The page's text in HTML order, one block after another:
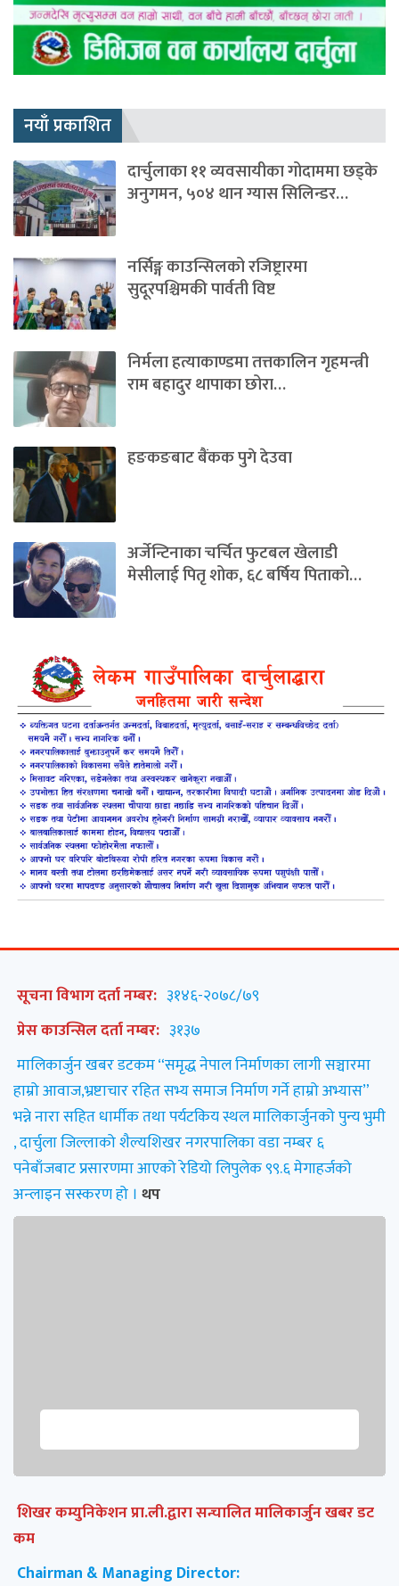
नयाँ प्रकाशित
दार्चुलाका ११ व्यवसायीका गोदाममा छड्के
अनुगमन, ५०४ थान ग्यास सिलिन्डर…
नर्सिङ्ग काउन्सिलको रजिष्ट्रारमा
सुदूरपश्चिमकी पार्वती विष्ट
निर्मला हत्याकाण्डमा तत्तकालिन गृहमन्त्री
राम बहादुर थापाका छोरा…
हङकङबाट बैंकक पुगे देउवा
अर्जेन्टिनाका चर्चित फुटबल खेलाडी
मेसीलाई पितृ शोक, ६८ बर्षिय पिताको…
सूचना विभाग दर्ता नम्बर: ३१४६-२०७८/७९
प्रेस काउन्सिल दर्ता नम्बर: ३१३७
मालिकार्जुन खबर डटकम “समृद्ध नेपाल निर्माणका लागी सञ्चारमा
हाम्रो आवाज,भ्रष्टाचार रहित सभ्य समाज निर्माण गर्ने हाम्रो अभ्यास”
भन्ने नारा सहित धार्मीक तथा पर्यटकिय स्थल मालिकार्जुनको पुन्य भुमी
, दार्चुला जिल्लाको शैल्यशिखर नगरपालिका वडा नम्बर ६
पनेबाँजबाट प्रसारणमा आएको रेडियो लिपुलेक ९९.६ मेगाहर्जको
अन्लाइन सस्करण हो । थप
शिखर कम्युनिकेशन प्रा.ली.द्वारा सन्चालित मालिकार्जुन खबर डट
कम
Chairman & Managing Director: